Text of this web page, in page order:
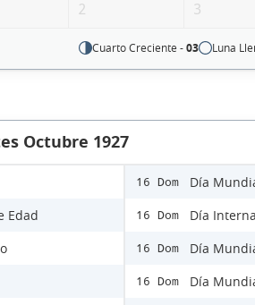
2 3
Cuarto Creciente -03 Luna
Octubre 1927
Edad
16 Dom Día
16 Dom Día
16 Dom Día
16 Dom Día